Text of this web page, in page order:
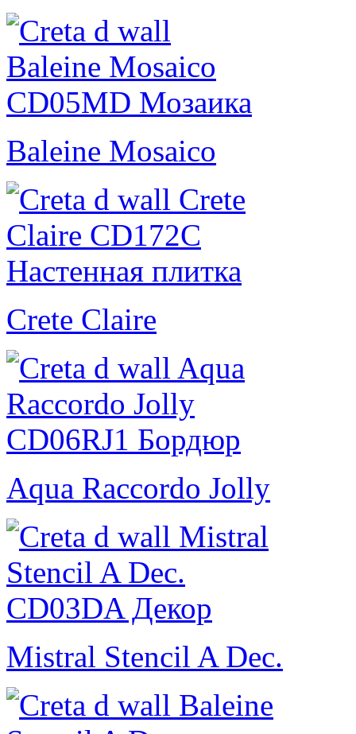
Baleine Mosaico
Crete Claire
Aqua Raccordo Jolly
Mistral Stencil A Dec.